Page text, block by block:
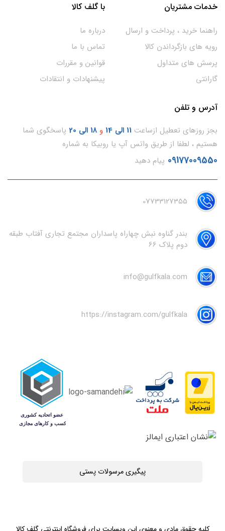
خدمات مشتریان
راهنما خرید ، پرداخت و ارسال
رویه های بازگرداندن کالا
پرسش های متداول
گارانتی
با گلف کالا
درباره ما
تماس با ما
قوانین و مقررات
پیشنهادات و انتقادات
آدرس و تلفن
بجز روزهای تعطیل ازساعت 11 الی 14 و 18 الی 20
پاسخگوی شما
هستیم ، لطفا از طریق واتس آپ یا روبیکا به شماره
09177009550 پیام دهید
07733127355
بندر گناوه نبش چهاراه پاسداران مجتمع تجاری آفتاب طبقه
دوم پلاک 66
info@gulfkala.com
https://instagram.com/gulfkala
پیگیری مرسولات پستی